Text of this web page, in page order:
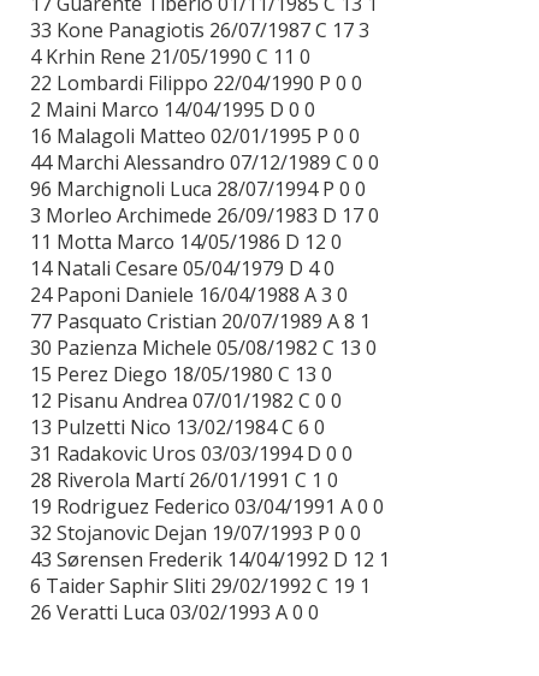
33 Kone Panagiotis 26/07/1987 C 17 3
4 Krhin Rene 21/05/1990 C 11 0
22 Lombardi Filippo 22/04/1990 P 0 0
2 Maini Marco 14/04/1995 D 0 0
16 Malagoli Matteo 02/01/1995 P 0 0
44 Marchi Alessandro 07/12/1989 C 0 0
96 Marchignoli Luca 28/07/1994 P 0 0
3 Morleo Archimede 26/09/1983 D 17 0
11 Motta Marco 14/05/1986 D 12 0
14 Natali Cesare 05/04/1979 D 4 0
24 Paponi Daniele 16/04/1988 A 3 0
77 Pasquato Cristian 20/07/1989 A 8 1
30 Pazienza Michele 05/08/1982 C 13 0
15 Perez Diego 18/05/1980 C 13 0
12 Pisanu Andrea 07/01/1982 C 0 0
13 Pulzetti Nico 13/02/1984 C 6 0
31 Radakovic Uros 03/03/1994 D 0 0
28 Riverola Martí 26/01/1991 C 1 0
19 Rodriguez Federico 03/04/1991 A 0 0
32 Stojanovic Dejan 19/07/1993 P 0 0
43 Sørensen Frederik 14/04/1992 D 12 1
6 Taider Saphir Sliti 29/02/1992 C 19 1
26 Veratti Luca 03/02/1993 A 0 0